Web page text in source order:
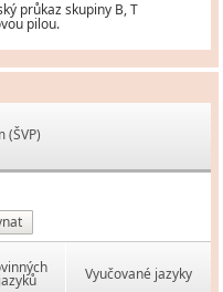
průkaz skupiny B, T
pilou.
(ŠVP)
Vyučované jazyky